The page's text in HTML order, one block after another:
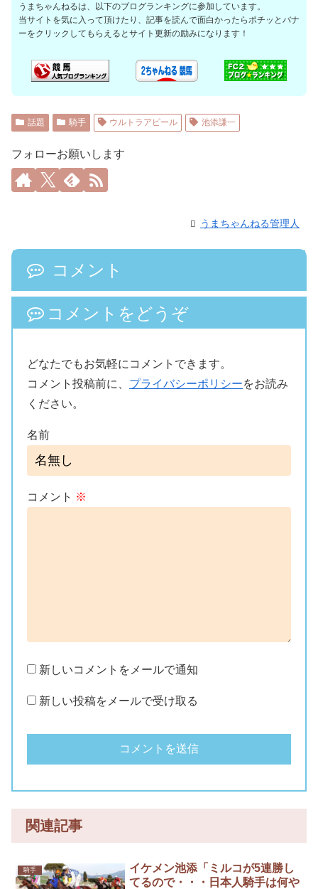
うまちゃんねるは、以下のブログランキングに参加しています。
当サイトを気に入って頂けたり、記事を読んで面白かったらポチッとバナ
ーをクリックしてもらえるとサイト更新の励みになります！
話題 騎手 ウルトラアピール 池添謙一
フォローお願いします
うまちゃんねる管理人
コメント
コメントをどうぞ
どなたでもお気軽にコメントできます。
コメント投稿前に、 プライバシーポリシーをお読み
ください。
名前
コメント ※
新しいコメントをメールで通知
新しい投稿をメールで受け取る
関連記事
騎手
イケメン池添「ミルコが5連勝し
てるので・・・日本人騎手は何や